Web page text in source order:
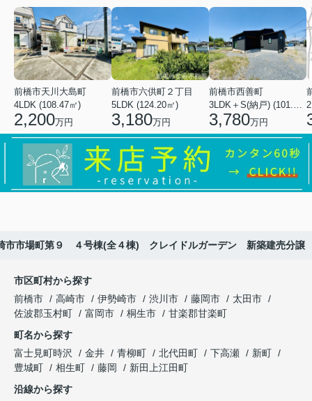
前橋市天川大島町
4LDK (108.47㎡)
2,200万円
前橋市六供町２丁目
5LDK (124.20㎡)
3,180万円
前橋市西善町
3,780万円
市市場町第９ ４号棟(全４棟) クレイドルガーデン 新築建売分譲
市区町村から探す
前橋市
高崎市 伊勢崎市 渋川市 藤岡市
太田市
佐波郡玉村町
富岡市 桐生市
甘楽郡甘楽町
町名から探す
富士見町時沢
金井 青柳町 北代田町 下高瀬
新町
豊城町
相生町 藤岡
新田上江田町
沿線から探す